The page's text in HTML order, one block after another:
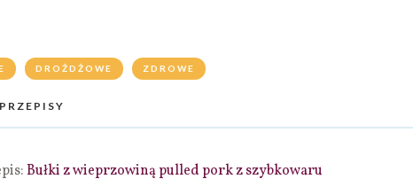
DROŻDŻOWE ZDROWE
Bułki z wieprzowiną pulled pork z szybkowaru